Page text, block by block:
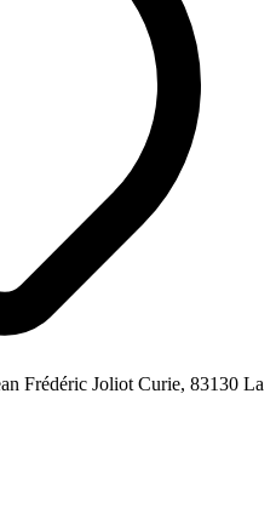
Frédéric Joliot Curie, 83130 La